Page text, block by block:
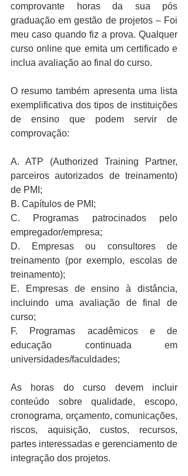
comprovante horas da sua pós
graduação em gestão de projetos – Foi
meu caso quando fiz a prova. Qualquer
curso online que emita um certificado e
inclua avaliação ao final do curso.
O resumo também apresenta uma lista
exemplificativa dos tipos de instituições
de ensino que podem servir de
comprovação:
A. ATP (Authorized Training Partner,
parceiros autorizados de treinamento)
de PMI;
B. Capítulos de PMI;
C. Programas patrocinados pelo
empregador/empresa;
D. Empresas ou consultores de
treinamento (por exemplo, escolas de
treinamento);
E. Empresas de ensino à distância,
incluindo uma avaliação de final de
curso;
F. Programas acadêmicos e de
educação continuada em
universidades/faculdades;
As horas do curso devem incluir
conteúdo sobre qualidade, escopo,
cronograma, orçamento, comunicações,
riscos, aquisição, custos, recursos,
partes interessadas e gerenciamento de
integração dos projetos.